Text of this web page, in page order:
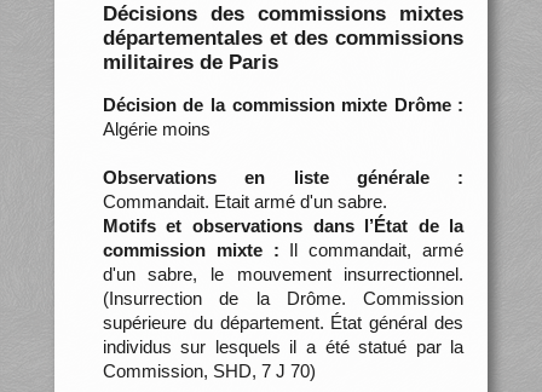
Décisions des commissions mixtes
départementales et des commissions
militaires de Paris
Décision de la commission mixte Drôme :
Algérie moins
Observations en liste générale :
Commandait. Etait armé d'un sabre.
Motifs et observations dans l’État de la
commission mixte : Il commandait, armé
d'un sabre, le mouvement insurrectionnel.
(Insurrection de la Drôme. Commission
supérieure du département. État général des
individus sur lesquels il a été statué par la
Commission, SHD, 7 J 70)